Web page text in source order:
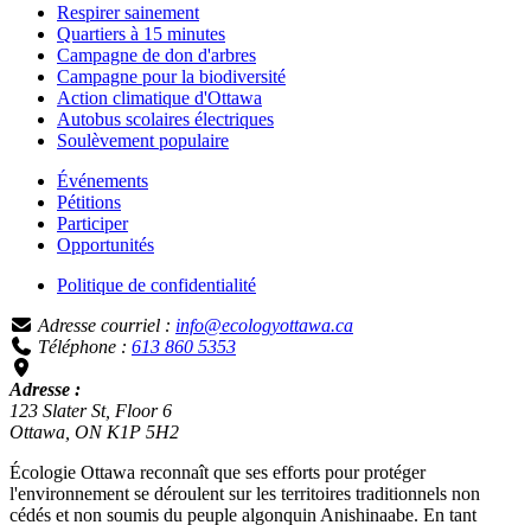
Respirer sainement
Quartiers à 15 minutes
Campagne de don d'arbres
Campagne pour la biodiversité
Action climatique d'Ottawa
Autobus scolaires électriques
Soulèvement populaire
Événements
Pétitions
Participer
Opportunités
Politique de confidentialité
Adresse courriel : info@ecologyottawa.ca
Téléphone : 613 860 5353
Adresse :
123 Slater St, Floor 6
Ottawa, ON K1P 5H2
Écologie Ottawa reconnaît que ses efforts pour protéger
l'environnement se déroulent sur les territoires traditionnels non
cédés et non soumis du peuple algonquin Anishinaabe. En tant